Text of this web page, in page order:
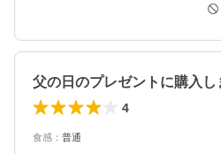
4
食感 ： 普通